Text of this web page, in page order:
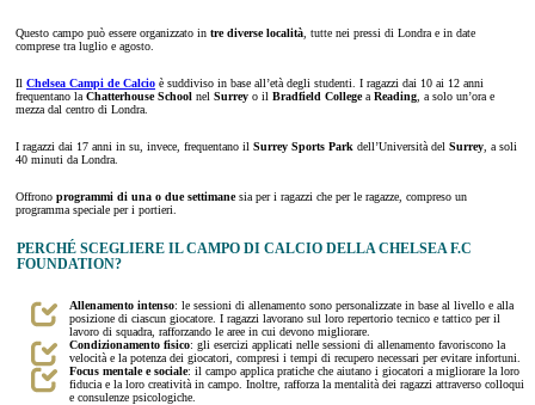
Questo campo può essere organizzato in tre diverse località , tutte nei pressi di Londra e in date
comprese tra luglio e agosto.
Il Chelsea Campi de Calcio è suddiviso in base all’età degli studenti. I ragazzi dai 10 ai 12 anni
frequentano la Chatterhouse School nel Surrey o il Bradfield Collegea Reading , a solo un’ora e
mezza dal centro di Londra.
I ragazzi dai 17 anni in su, invece, frequentano il Surrey Sports Park dell’Università del Surrey , a soli
40 minuti da Londra.
Offrono programmi di una o due settimanesia per i ragazzi che per le ragazze, compreso un
programma speciale per i portieri.
PERCHÉ SCEGLIERE IL CAMPO DI CALCIO DELLA CHELSEA F.C
FOUNDATION?
Allenamento intenso: le sessioni di allenamento sono personalizzate in base al livello e alla
posizione di ciascun giocatore. I ragazzi lavorano sul loro repertorio tecnico e tattico per il
lavoro di squadra, rafforzando le aree in cui devono migliorare.
Condizionamento fisico: gli esercizi applicati nelle sessioni di allenamento favoriscono la
velocità e la potenza dei giocatori, compresi i tempi di recupero necessari per evitare infortuni.
Focus mentale e sociale: il campo applica pratiche che aiutano i giocatori a migliorare la loro
fiducia e la loro creatività in campo. Inoltre, rafforza la mentalità dei ragazzi attraverso colloqui
e consulenze psicologiche.